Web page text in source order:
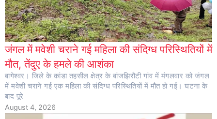
जंगल में मवेशी चराने गई महिला की संदिग्ध परिस्थितियों में
मौत, तेंदुए के हमले की आशंका
बागेश्वर। जिले के कांडा तहसील क्षेत्र के बांजझिरौटी गांव में मंगलवार को जंगल
में मवेशी चराने गई एक महिला की संदिग्ध परिस्थितियों में मौत हो गई। घटना के
बाद पूरे
August 4, 2026